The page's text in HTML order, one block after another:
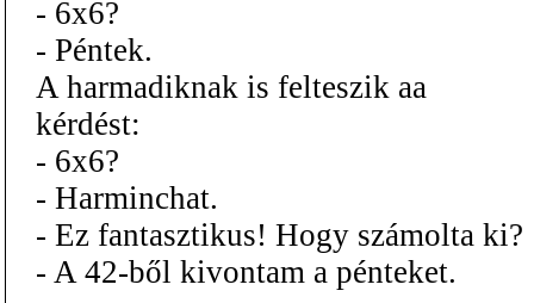
- 6x6?
- Péntek.
A harmadiknak is felteszik aa
kérdést:
- 6x6?
- Harminchat.
- Ez fantasztikus! Hogy számolta ki?
- A 42-ből kivontam a pénteket.